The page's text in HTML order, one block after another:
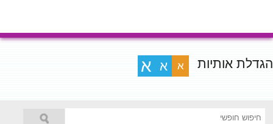
הגדלת אותיות א א א